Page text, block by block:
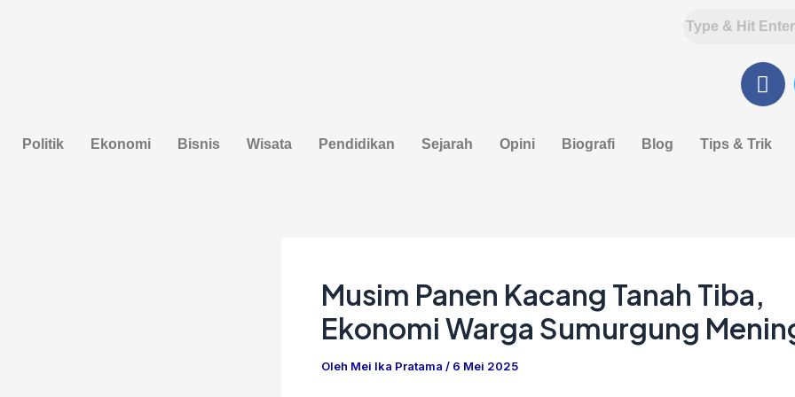
F
a
e
Politik Ekonomi Bisnis Wisata Pendidikan Sejarah Opini Biografi Blog Tips & Trik
Musim Panen Kacang Tanah Tiba,
Ekonomi Warga Sumurgung
Oleh Mei Ika Pratama / 6 Mei 2025